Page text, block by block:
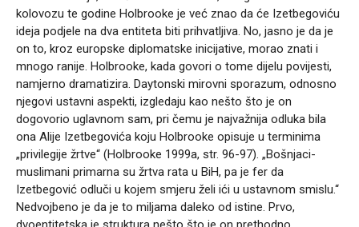
kolovozu te godine Holbrooke je već znao da će Izetbegoviću
ideja podjele na dva entiteta biti prihvatljiva. No, jasno je da je
on to, kroz europske diplomatske inicijative, morao znati i
mnogo ranije. Holbrooke, kada govori o tome dijelu povijesti,
namjerno dramatizira. Daytonski mirovni sporazum, odnosno
njegovi ustavni aspekti, izgledaju kao nešto što je on
dogovorio uglavnom sam, pri čemu je najvažnija odluka bila
ona Alije Izetbegovića koju Holbrooke opisuje u terminima
„privilegije žrtve“ (Holbrooke 1999a, str. 96-97). „Bošnjaci-
muslimani primarna su žrtva rata u BiH, pa je fer da
Izetbegović odluči u kojem smjeru želi ići u ustavnom smislu.“
Nedvojbeno je da je to miljama daleko od istine. Prvo,